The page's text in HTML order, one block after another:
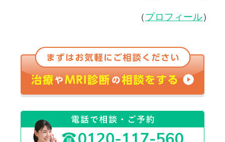
（プロフィール）